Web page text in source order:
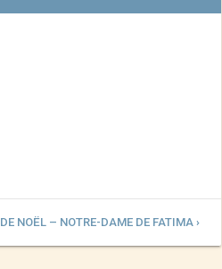
NOËL – NOTRE-DAME DE FATIMA ›